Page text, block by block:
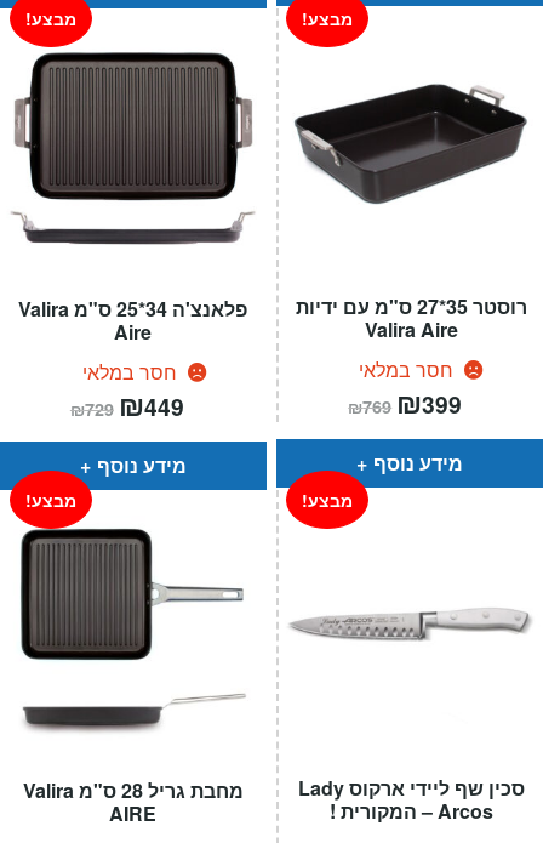
פלאנצ'ה 34*25 ס"מ Valira
Aire
חסר במלאי
מבצע!
₪729 המחיר
המקורי
היה:
₪729.
₪449
הוא:
מידע נוסף
רוסטר 35*27 ס"מ עם ידיות
Valira Aire
חסר במלאי
מבצע!
₪769 המחיר
המקורי
היה:
₪769.
₪399
הוא:
מידע נוסף
מחבת גריל 28 ס"מ Valira
AIRE
מבצע!
סכין שף ליידי ארקוס Lady
Arcos – המקורית !
מבצע!